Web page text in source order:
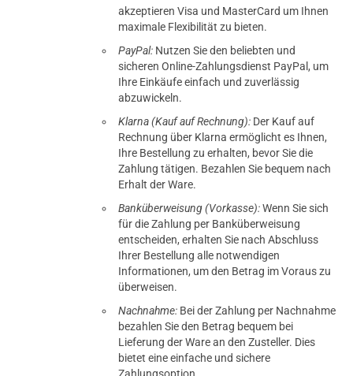
akzeptieren Visa und MasterCard um Ihnen
maximale Flexibilität zu bieten.
PayPal: Nutzen Sie den beliebten und
sicheren Online-Zahlungsdienst PayPal, um
Ihre Einkäufe einfach und zuverlässig
abzuwickeln.
Klarna (Kauf auf Rechnung): Der Kauf auf
Rechnung über Klarna ermöglicht es Ihnen,
Ihre Bestellung zu erhalten, bevor Sie die
Zahlung tätigen. Bezahlen Sie bequem nach
Erhalt der Ware.
Banküberweisung (Vorkasse):Wenn Sie sich
für die Zahlung per Banküberweisung
entscheiden, erhalten Sie nach Abschluss
Ihrer Bestellung alle notwendigen
Informationen, um den Betrag im Voraus zu
überweisen.
Nachnahme: Bei der Zahlung per Nachnahme
bezahlen Sie den Betrag bequem bei
Lieferung der Ware an den Zusteller. Dies
bietet eine einfache und sichere